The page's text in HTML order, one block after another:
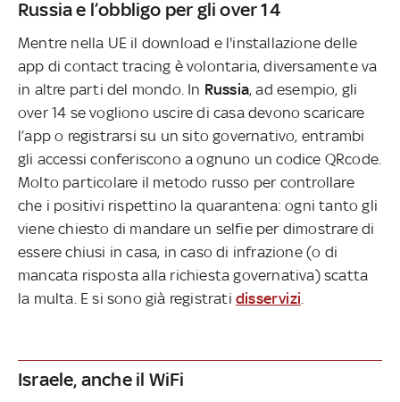
Russia e l’obbligo per gli over 14
Mentre nella UE il download e l'installazione delle
app di contact tracing è volontaria, diversamente va
in altre parti del mondo. In Russia, ad esempio, gli
over 14 se vogliono uscire di casa devono scaricare
l’app o registrarsi su un sito governativo, entrambi
gli accessi conferiscono a ognuno un codice QRcode.
Molto particolare il metodo russo per controllare
che i positivi rispettino la quarantena: ogni tanto gli
viene chiesto di mandare un selfie per dimostrare di
essere chiusi in casa, in caso di infrazione (o di
mancata risposta alla richiesta governativa) scatta
la multa. E si sono già registrati disservizi
Israele, anche il WiFi